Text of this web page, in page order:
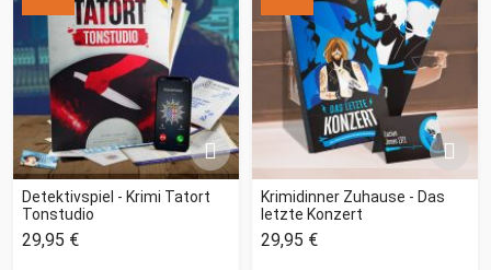
Detektivspiel - Krimi Tatort
Tonstudio
29,95 €
Krimidinner Zuhause - Das
letzte Konzert
29,95 €